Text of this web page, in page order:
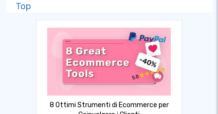
Top
8 Ottimi Strumenti di Ecommerce per